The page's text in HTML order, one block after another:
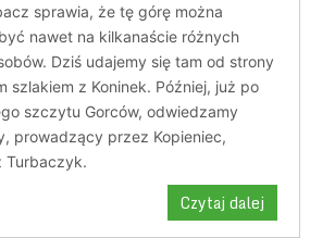
sprawia, że tę górę można
nawet na kilkanaście różnych
Dziś udajemy się tam od strony
szlakiem z Koninek. Później, już po
szczytu Gorców, odwiedzamy
prowadzący przez Kopieniec,
Turbaczyk.
Czytaj dalej